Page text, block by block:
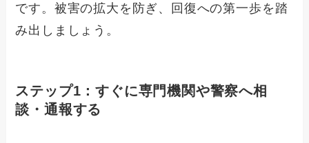
です。被害の拡大を防ぎ、回復への第一歩を踏
み出しましょう。
ステップ1：すぐに専門機関や警察へ相
談・通報する